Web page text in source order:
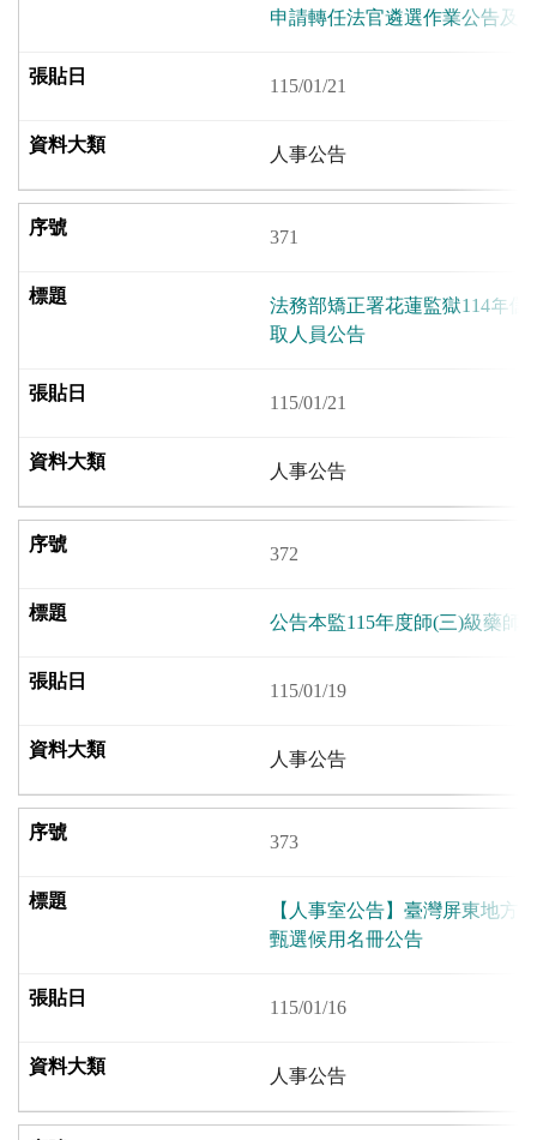
申請轉任法官遴選作業公告及
115/01/21
人事公告
371
法務部矯正署花蓮監獄114年
取人員公告
115/01/21
人事公告
372
公告本監115年度師(三)級藥師
115/01/19
人事公告
373
【人事室公告】臺灣屏東地方
甄選候用名冊公告
115/01/16
人事公告